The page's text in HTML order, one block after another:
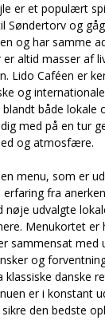
er et populært
Søndertorv og
og har samme
er altid masser af
Lido Caféen er
og
både lokale
med på en tur
og atmosfære.
menu, som er
fra
nøje udvalgte
Menukortet er
sammensat med
og
klassiske danske
er i konstant
den bedste